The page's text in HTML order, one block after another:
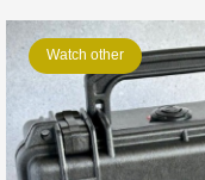
Watch other